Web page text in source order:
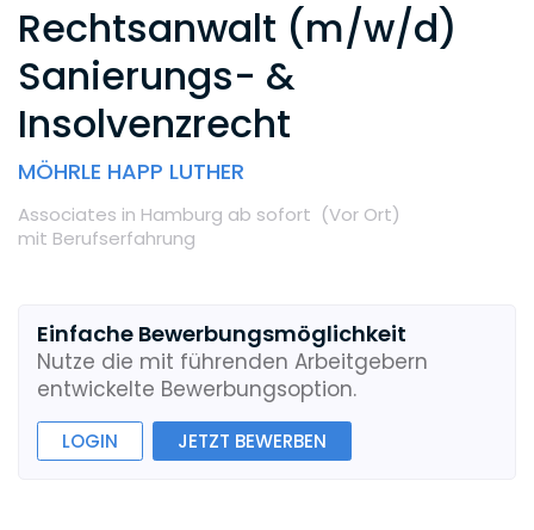
Rechtsanwalt (m/w/d)
Sanierungs- &
Insolvenzrecht
MÖHRLE HAPP LUTHER
Associates in Hamburg ab sofort (Vor Ort)
mit Berufserfahrung
Einfache Bewerbungsmöglichkeit
Nutze die mit führenden Arbeitgebern
entwickelte Bewerbungsoption.
LOGIN JETZT BEWERBEN